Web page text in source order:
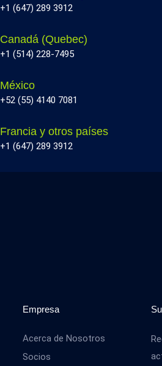
+1 (647) 289 3912
Canadá (Quebec)
+1 (514) 228-7495
México
+52 (55) 4140 7081
Francia y otros países
+1 (647) 289 3912
Empresa
Acerca de Nosotros
Socios